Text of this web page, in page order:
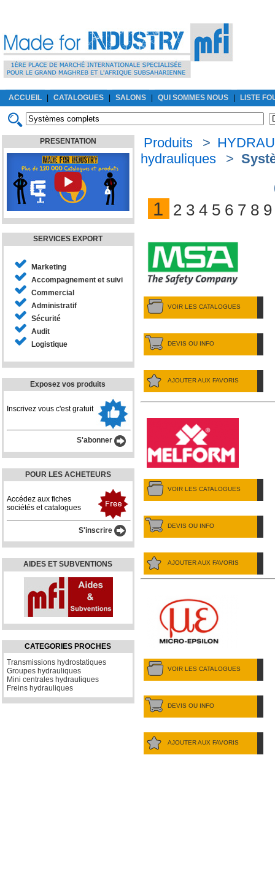
ACCUEIL CATALOGUES SALONS QUI SOMMES NOUS LISTE
PRESENTATION
SERVICES EXPORT
Marketing
Accompagnement et suivi
Commercial
Administratif
Sécurité
Audit
Logistique
Exposez vos produits
Inscrivez vous c'est gratuit
S'abonner
POUR LES ACHETEURS
Accédez aux fiches
sociétés et catalogues
S'inscrire
AIDES ET SUBVENTIONS
CATEGORIES PROCHES
Transmissions hydrostatiques
Groupes hydrauliques
Mini centrales hydrauliques
Freins hydrauliques
Produits >
hydrauliques
>
1 2 3 4 5 6 7 8 9
VOIR LES CATALOGUES
DEVIS OU INFO
AJOUTER AUX FAVORIS
VOIR LES CATALOGUES
DEVIS OU INFO
AJOUTER AUX FAVORIS
VOIR LES CATALOGUES
DEVIS OU INFO
AJOUTER AUX FAVORIS